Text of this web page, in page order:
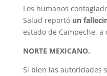
Los humanos
Salud reportó un
estado de Campeche, a
NORTE MEXICANO.
Si bien las autoridades